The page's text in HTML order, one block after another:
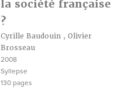
la société française
?
Cyrille Baudouin, Olivier
Brosseau
2008
Syllepse
130 pages